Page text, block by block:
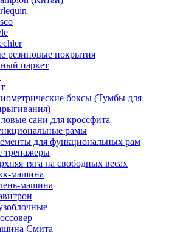
резиновые покрытия
паркет
боксы (Тумбы для
сани для кроссфита
рамы
для функциональных рам
тренажеры
тяга на свободных весах
машина
машина
Смита